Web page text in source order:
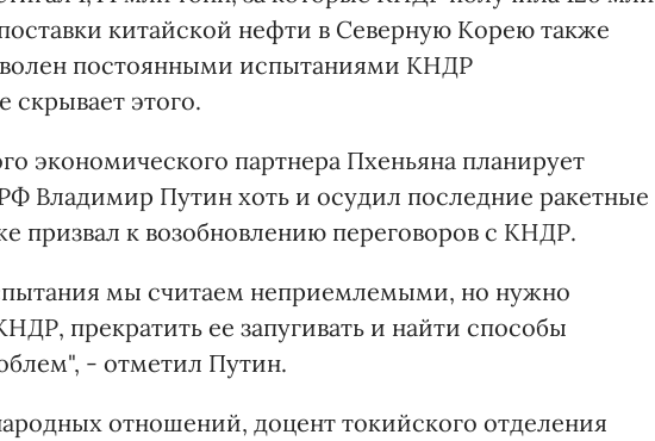
китайской нефти в Северную Корею также
постоянными испытаниями КНДР
скрывает этого.
экономического партнера Пхеньяна планирует
Владимир Путин хоть и осудил последние ракетные
призвал к возобновлению переговоров с КНДР.
мы считаем неприемлемыми, но нужно
прекратить ее запугивать и найти способы
- отметил Путин.
отношений, доцент токийского отделения